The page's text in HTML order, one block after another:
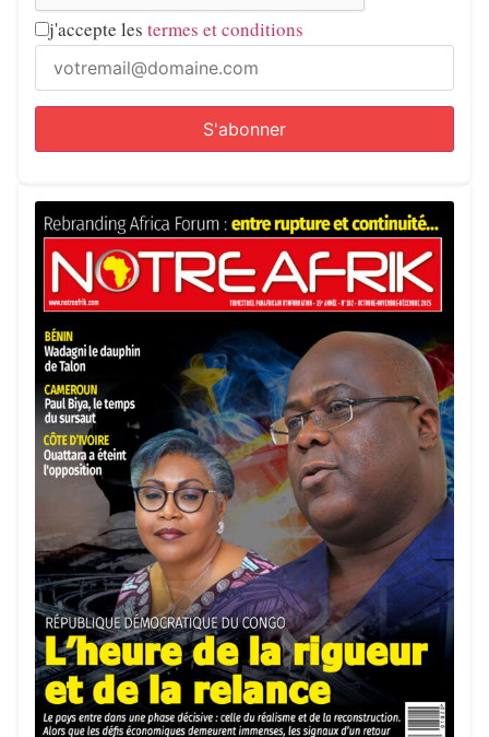
j'accepte les termes et conditions